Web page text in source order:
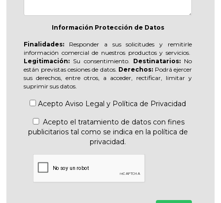
Información Protección de Datos
Finalidades: Responder a sus solicitudes y remitirle
información comercial de nuestros productos y servicios.
Legitimación: Su consentimiento. Destinatarios:No
están previstas cesiones de datos. Derechos: Podrá ejercer
sus derechos, entre otros, a acceder, rectificar, limitar y
suprimir sus datos.
AceptoAviso Legal y Política de Privacidad
Acepto el tratamiento de datos con fines
publicitarios tal como se indica en la política de
privacidad.